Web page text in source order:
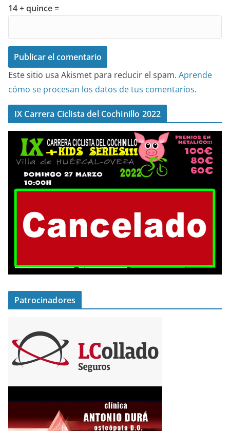
14 + quince =
Este sitio usa Akismet para reducir el spam. Aprende
cómo se procesan los datos de tus comentarios.
IX Carrera Ciclista del Cochinillo 2022
Patrocinadores